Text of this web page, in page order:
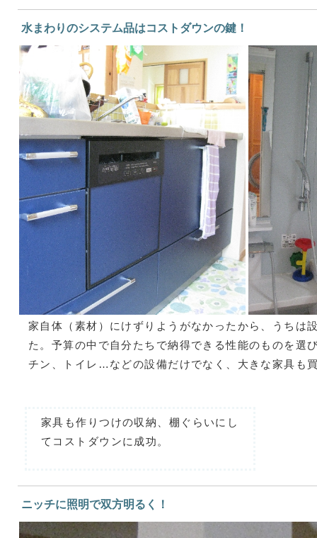
水まわりのシステム品はコストダウンの鍵！
家自体（素材）にけずりようがなかったから、うちは
た。予算の中で自分たちで納得できる性能のものを選
チン、トイレ…などの設備だけでなく、大きな家具も
家具も作りつけの収納、棚ぐらいにし
てコストダウンに成功。
ニッチに照明で双方明るく！